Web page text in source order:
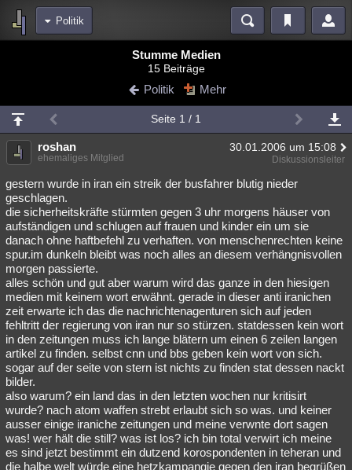
Politik
Blogs
Chat Wiki Neuigkeiten
meine Rubriken
Menschen Mystery Kriminalfälle
Spiritualität Verschwörungen Technologie Ufologie
Natur Umfragen Unterhaltung
weitere Rubriken
Philosophie Träume Orte Esoterik Literatur
Astronomie Helpdesk Gruppen Gaming Filme
Musik Clash Verbesserungen Allmystery English
Übersichten
Besucht Teilgenommen Alle Neue Geschlossen
Lesenswert Schlüsselwörter
Stumme Medien
15 Beiträge
Politik Mehr
Seite 1 / 1
roshan 30.01.2006 um 15:08
ehemaliges Mitglied Diskussionsleiter
gestern wurde in iran ein streik der busfahrer blutig nieder
geschlagen.
die sicherheitskräfte stürmten gegen 3 uhr morgens häuser von
aufständigen und schlugen auf frauen und kinder ein um sie
danach ohne haftbefehl zu verhaften. von menschenrechten keine
spur.im dunkeln bleibt was noch alles an diesem verhängnisvollen
morgen passierte.
alles schön und gut aber warum wird das ganze in den hiesigen
medien mit keinem wort erwähnt. gerade in dieser anti iranichen
zeit erwarte ich das die nachrichtenagenturen sich auf jeden
fehltritt der regierung von iran nur so stürzen. statdessen kein wort
in den zeitungen muss ich lange blätern um einen 6 zeilen langen
artikel zu finden. selbst cnn und bbs geben kein wort von sich.
sogar auf der seite von stern ist nichts zu finden stat dessen nackt
bilder.
also warum? ein land das in den letzten wochen nur kritisirt
wurde? nach atom waffen strebt erlaubt sich so was. und keiner
ausser einige iraniche zeitungen und meine verwnte dort sagen
was! wer hält die still? was ist los? ich bin total verwirt ich meine
es sind jetzt bestimmt ein dutzend korospondenten in teheran und
die halbe welt würde eine hetzkampangie gegen den iran begrüßen